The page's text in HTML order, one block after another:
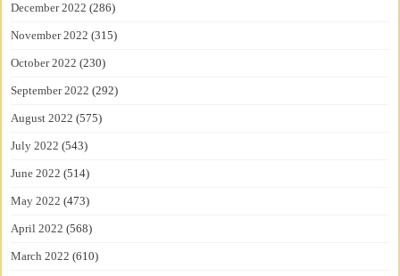
December 2022 (286)
November 2022 (315)
October 2022 (230)
September 2022 (292)
August 2022 (575)
July 2022 (543)
June 2022 (514)
May 2022 (473)
April 2022 (568)
March 2022 (610)